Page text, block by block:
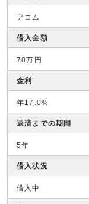
アコム
借入金額
70万円
金利
年17.0%
返済までの期間
5年
借入状況
借入中